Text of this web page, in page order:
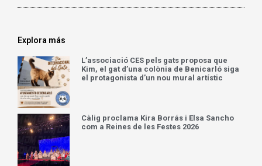
Explora más
L’associació CES pels gats proposa que
Kim, el gat d’una colònia de Benicarló siga
el protagonista d’un nou mural artístic
Càlig proclama Kira Borrás i Elsa Sancho
com a Reines de les Festes 2026